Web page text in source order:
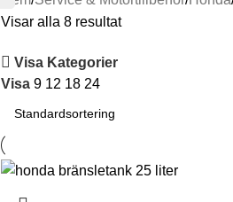
Visar alla 8 resultat
Visa Kategorier
Visa 9 12 18 24